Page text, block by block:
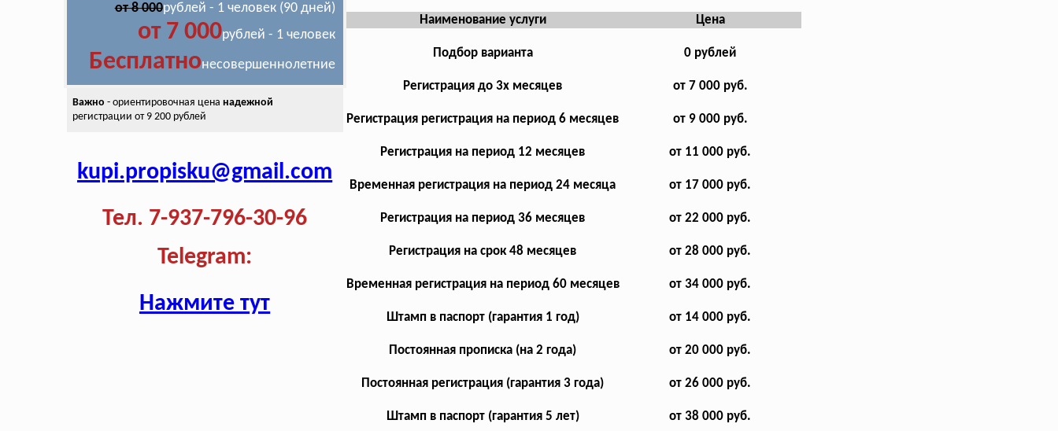
от 8 000рублей - 1 человек (90 дней)
от 7 000рублей - 1 человек
Бесплатнонесовершеннолетние
Важно - ориентировочная цена надежной
регистрации от 9 200 рублей
kupi.propisku@gmail.com
Тел. 7-937-796-30-96
Telegram:
Нажмите тут
Наименование услуги Цена
Подбор варианта 0 рублей
Регистрация до 3х месяцев от 7 000 руб.
Регистрация регистрация на период 6 месяцев от 9 000 руб.
Регистрация на период 12 месяцев от 11 000 руб.
Временная регистрация на период 24 месяца от 17 000 руб.
Регистрация на период 36 месяцев от 22 000 руб.
Регистрация на срок 48 месяцев от 28 000 руб.
Временная регистрация на период 60 месяцев от 34 000 руб.
Штамп в паспорт (гарантия 1 год) от 14 000 руб.
Постоянная прописка (на 2 года) от 20 000 руб.
Постоянная регистрация (гарантия 3 года) от 26 000 руб.
Штамп в паспорт (гарантия 5 лет) от 38 000 руб.